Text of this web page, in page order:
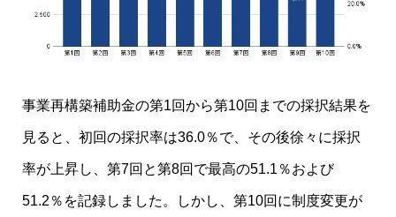
事業再構築補助金の第1回から第10回までの採択結果を
見ると、初回の採択率は36.0％で、その後徐々に採択
率が上昇し、第7回と第8回で最高の51.1％および
51.2％を記録しました。しかし、第10回に制度変更が